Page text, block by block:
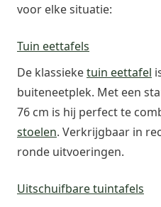
voor elke situatie:
Tuin eettafels
De klassieketuin eettafel
buiteneetplek. Met een
76 cm is hij perfect te
stoelen. Verkrijgbaar in
ronde uitvoeringen.
Uitschuifbare tuintafels